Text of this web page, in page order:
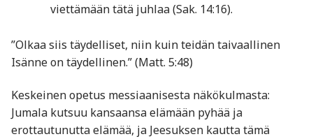
viettämään tätä juhlaa (Sak. 14:16).
”Olkaa siis täydelliset, niin kuin teidän taivaallinen
Isänne on täydellinen.” (Matt. 5:48)
Keskeinen opetus messiaanisesta näkökulmasta:
Jumala kutsuu kansaansa elämään pyhää ja
erottautunutta elämää, ja Jeesuksen kautta tämä